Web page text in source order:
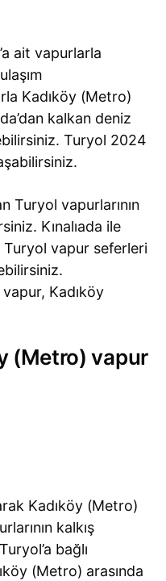
ait vapurlarla
Kadıköy (Metro)
kalkan deniz
Turyol 2024
Turyol vapurlarının
Kınalıada ile
Turyol vapur seferleri
vapur, Kadıköy
(Metro) vapur
Kadıköy (Metro)
kalkış
bağlı
(Metro) arasında